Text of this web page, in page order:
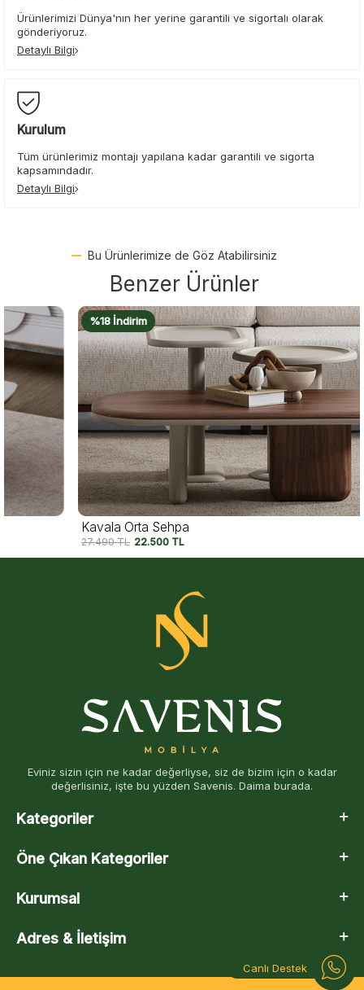
Canlı Destek
Ürünlerimizi Dünya'nın her yerine garantili ve sigortalı olarak
gönderiyoruz.
Detaylı Bilgi
Kurulum
Tüm ürünlerimiz montajı yapılana kadar garantili ve sigorta
kapsamındadır.
Detaylı Bilgi
Bu Ürünlerimize de Göz Atabilirsiniz
Benzer Ürünler
%18 İndirim
Kavala Orta Sehpa
22.500TL
Eviniz sizin için ne kadar değerliyse, siz de bizim için o kadar
değerlisiniz, işte bu yüzden Savenis. Daima burada.
Kategoriler
Öne Çıkan Kategoriler
Kurumsal
Adres & İletişim